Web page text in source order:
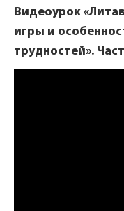
Видеоурок
игры и
трудностей».